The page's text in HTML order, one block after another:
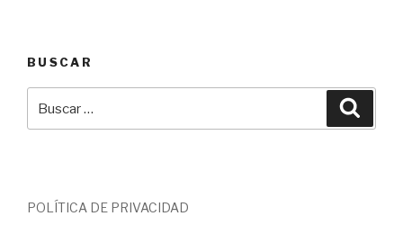
BUSCAR
por:
POLÍTICA DE PRIVACIDAD